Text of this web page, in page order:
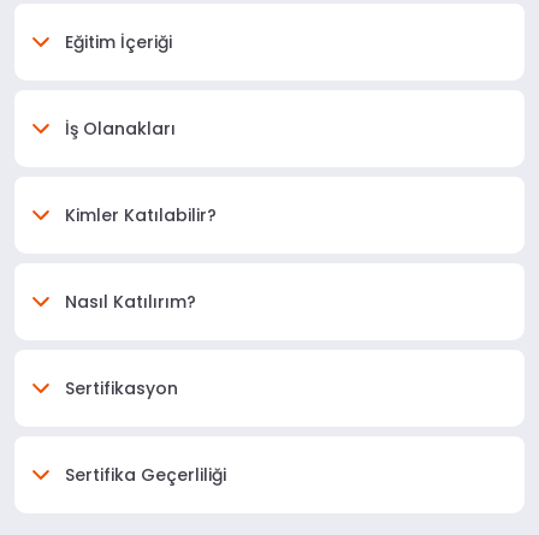
Eğitim İçeriği
İş Olanakları
Kimler Katılabilir?
Nasıl Katılırım?
Sertifikasyon
Sertifika Geçerliliği